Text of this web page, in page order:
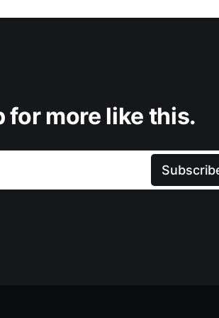
for more like this.